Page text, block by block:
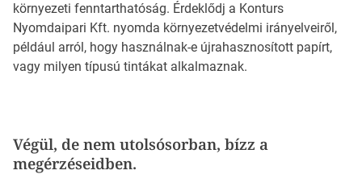
környezeti fenntarthatóság. Érdeklődj a Konturs
Nyomdaipari Kft. nyomda környezetvédelmi irányelveiről,
például arról, hogy használnak-e újrahasznosított papírt,
vagy milyen típusú tintákat alkalmaznak.
Végül, de nem utolsósorban, bízz a
megérzéseidben.